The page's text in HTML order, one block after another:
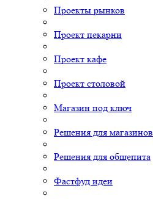
Проекты рынков
Проект пекарни
Проект кафе
Проект столовой
Магазин под ключ
Решения для магазинов
Решения для общепита
Фастфуд идеи